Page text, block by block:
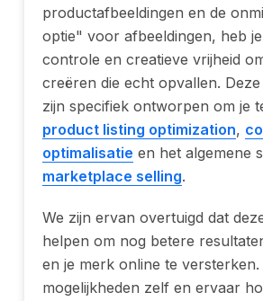
productafbeeldingen en de
optie" voor afbeeldingen, heb
controle en creatieve vrijheid
creëren die echt opvallen.
zijn specifiek ontworpen om je
product listing optimization,
optimalisatie en het algemene
marketplace selling.
We zijn ervan overtuigd dat
helpen om nog betere
en je merk online te versterken.
mogelijkheden zelf en ervaar